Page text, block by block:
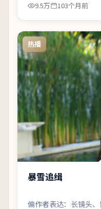
9.5万
103个月前
热播
暴雪追缉
偏作者表达：长镜头